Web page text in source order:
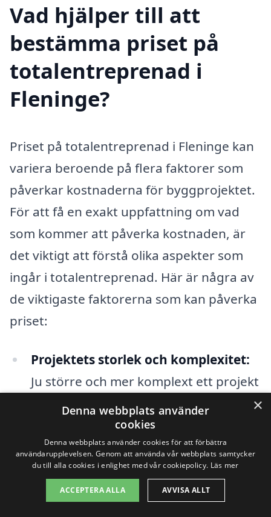
Vad hjälper till att
bestämma priset på
totalentreprenad i
Fleninge?
Priset på totalentreprenad i Fleninge kan
variera beroende på flera faktorer som
påverkar kostnaderna för byggprojektet.
För att få en exakt uppfattning om vad
som kommer att påverka kostnaden, är
det viktigt att förstå olika aspekter som
ingår i totalentreprenad. Här är några av
de viktigaste faktorerna som kan påverka
priset:
Projektets storlek och komplexitet:
Ju större och mer komplext ett projekt
är, desto högre blir priset. Det handlar
om antalet kvadratmeter som ska
byggas, mängden material som
behövs och komplexiteten i designen.
Materialval:Valet av byggmaterial
×
Denna webbplats använder
cookies
Denna webbplats använder cookies för att förbättra
användarupplevelsen. Genom att använda vår webbplats samtycker
du till alla cookies i enlighet med vår cookiepolicy. Läs mer
ACCEPTERA ALLA AVVISA ALLT